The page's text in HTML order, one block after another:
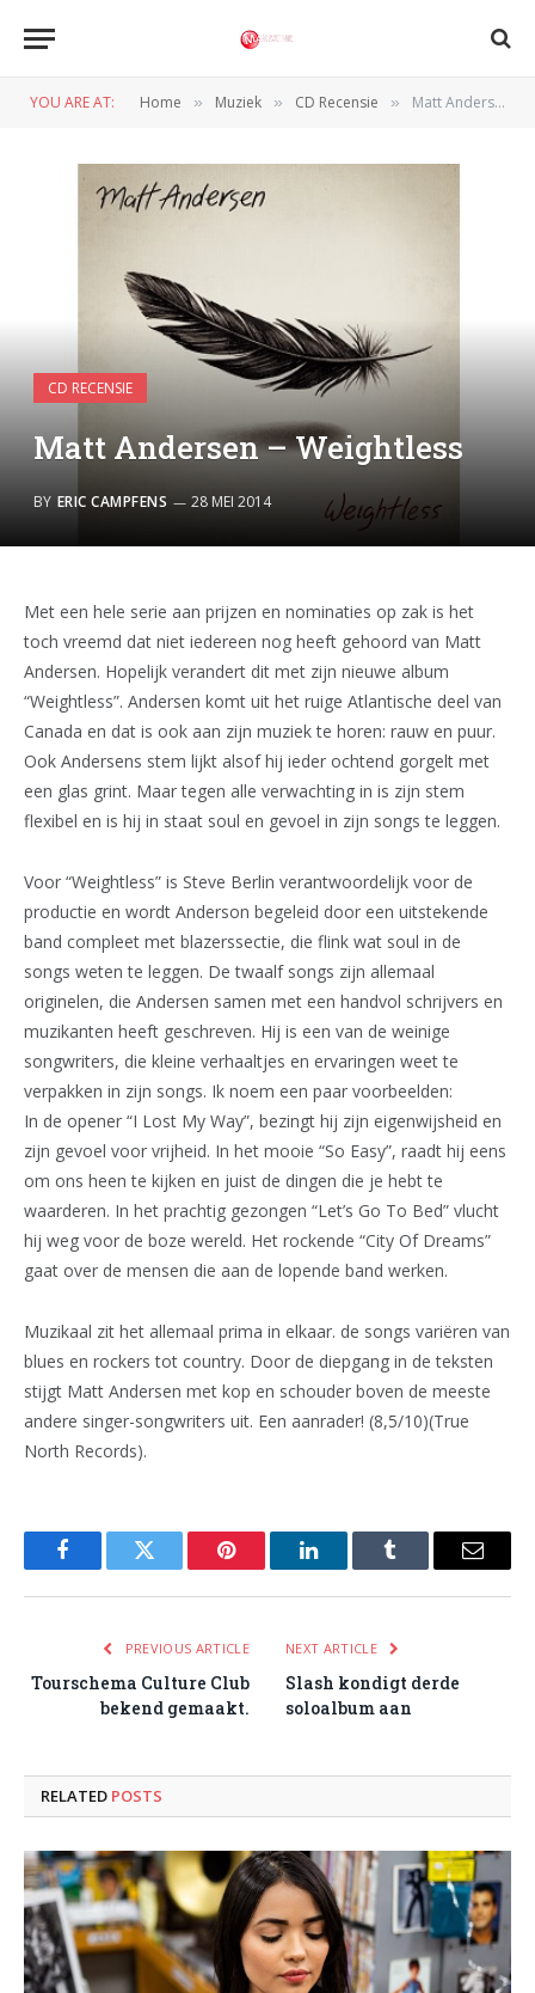
YOU ARE AT: Home » Muziek » CD Recensie » Matt Andersen – Weightless
CD RECENSIE
Matt Andersen – Weightless
BY ERIC CAMPFENS 28 MEI 2014
Met een hele serie aan prijzen en nominaties op zak is het
toch vreemd dat niet iedereen nog heeft gehoord van Matt
Andersen. Hopelijk verandert dit met zijn nieuwe album
“Weightless”. Andersen komt uit het ruige Atlantische deel van
Canada en dat is ook aan zijn muziek te horen: rauw en puur.
Ook Andersens stem lijkt alsof hij ieder ochtend gorgelt met
een glas grint. Maar tegen alle verwachting in is zijn stem
flexibel en is hij in staat soul en gevoel in zijn songs te leggen.
Voor “Weightless” is Steve Berlin verantwoordelijk voor de
productie en wordt Anderson begeleid door een uitstekende
band compleet met blazerssectie, die flink wat soul in de
songs weten te leggen. De twaalf songs zijn allemaal
originelen, die Andersen samen met een handvol schrijvers en
muzikanten heeft geschreven. Hij is een van de weinige
songwriters, die kleine verhaaltjes en ervaringen weet te
verpakken in zijn songs. Ik noem een paar voorbeelden:
In de opener “I Lost My Way”, bezingt hij zijn eigenwijsheid en
zijn gevoel voor vrijheid. In het mooie “So Easy”, raadt hij eens
om ons heen te kijken en juist de dingen die je hebt te
waarderen. In het prachtig gezongen “Let’s Go To Bed” vlucht
hij weg voor de boze wereld. Het rockende “City Of Dreams”
gaat over de mensen die aan de lopende band werken.
Muzikaal zit het allemaal prima in elkaar. de songs variëren van
blues en rockers tot country. Door de diepgang in de teksten
stijgt Matt Andersen met kop en schouder boven de meeste
andere singer-songwriters uit. Een aanrader! (8,5/10)(True
North Records).
FacebookTwitter Pinterest LinkedInTumblr Email
PREVIOUS ARTICLE
Tourschema Culture Club
bekend gemaakt.
NEXT ARTICLE
Slash kondigt derde
soloalbum aan
RELATED POSTS